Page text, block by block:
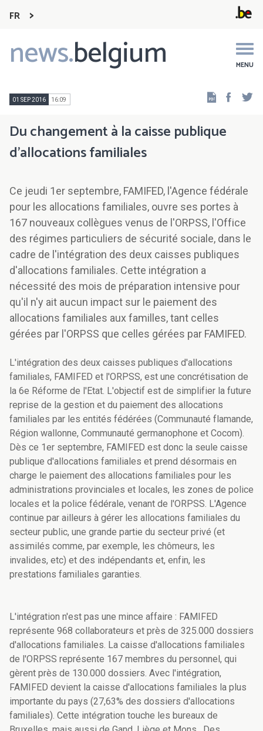
FR
news.belgium MENU
Main
navigation
01 SEP 2016 16:09
Du changement à la caisse publique
d'allocations familiales
Ce jeudi 1er septembre, FAMIFED, l'Agence fédérale
pour les allocations familiales, ouvre ses portes à
167 nouveaux collègues venus de l'ORPSS, l'Office
des régimes particuliers de sécurité sociale, dans le
cadre de l'intégration des deux caisses publiques
d'allocations familiales. Cette intégration a
nécessité des mois de préparation intensive pour
qu'il n'y ait aucun impact sur le paiement des
allocations familiales aux familles, tant celles
gérées par l'ORPSS que celles gérées par FAMIFED.
L'intégration des deux caisses publiques d'allocations
familiales, FAMIFED et l'ORPSS, est une concrétisation de
la 6e Réforme de l'Etat. L'objectif est de simplifier la future
reprise de la gestion et du paiement des allocations
familiales par les entités fédérées (Communauté flamande,
Région wallonne, Communauté germanophone et Cocom).
Dès ce 1er septembre, FAMIFED est donc la seule caisse
publique d'allocations familiales et prend désormais en
charge le paiement des allocations familiales pour les
administrations provinciales et locales, les zones de police
locales et la police fédérale, venant de l'ORPSS. L'Agence
continue par ailleurs à gérer les allocations familiales du
secteur public, une grande partie du secteur privé (et
assimilés comme, par exemple, les chômeurs, les
invalides, etc) et des indépendants et, enfin, les
prestations familiales garanties.
L'intégration n'est pas une mince affaire : FAMIFED
représente 968 collaborateurs et près de 325.000 dossiers
d'allocations familiales. La caisse d'allocations familiales
de l'ORPSS représente 167 membres du personnel, qui
gèrent près de 130.000 dossiers. Avec l'intégration,
FAMIFED devient la caisse d'allocations familiales la plus
importante du pays (27,63% des dossiers d'allocations
familiales). Cette intégration touche les bureaux de